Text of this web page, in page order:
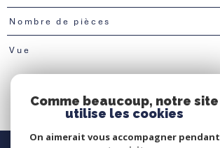
Nombre de pièces
Vue
Comme beaucoup, notre site
utilise les cookies
On aimerait vous accompagner pendant